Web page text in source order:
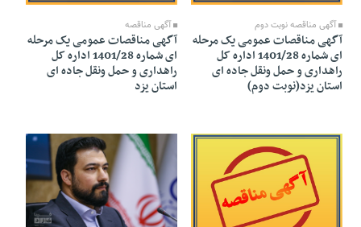
آگهی مناقصه نوبت دوم
آگهی مناقصات عمومی یک مرحله
ای شماره 1401/28 اداره کل
راهداری و حمل ونقل جاده ای
استان یزد(نوبت دوم)
آگهی مناقصه
آگهی مناقصات عمومی یک مرحله
ای شماره 1401/28 اداره کل
راهداری و حمل ونقل جاده ای
استان یزد